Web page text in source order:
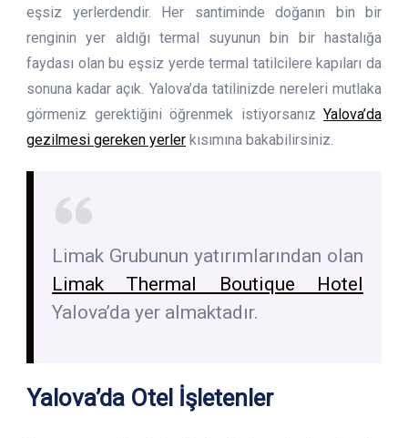
eşsiz yerlerdendir. Her santiminde doğanın bin bir
renginin yer aldığı termal suyunun bin bir hastalığa
faydası olan bu eşsiz yerde termal tatilcilere kapıları da
sonuna kadar açık. Yalova’da tatilinizde nereleri mutlaka
görmeniz gerektiğini öğrenmek istiyorsanız Yalova’da
gezilmesi gereken yerler kısımına bakabilirsiniz.
Limak Grubunun yatırımlarından olan
Limak Thermal Boutique Hotel
Yalova’da yer almaktadır.
Yalova’da Otel İşletenler